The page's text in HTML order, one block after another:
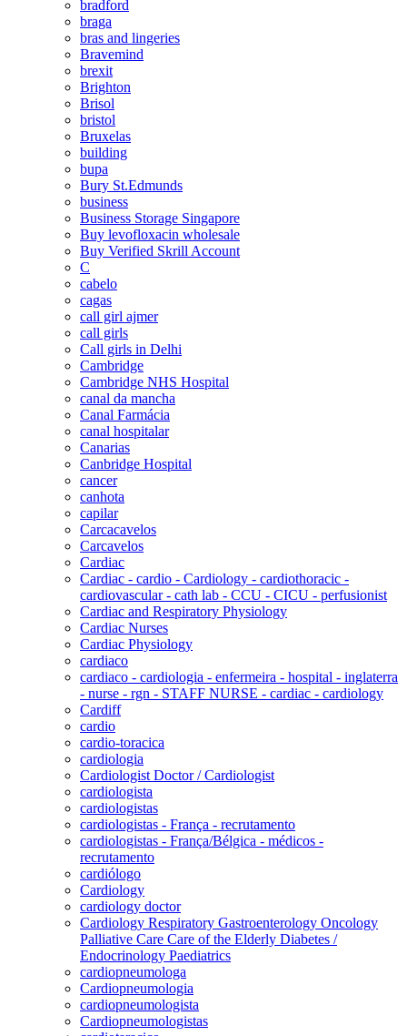
bradford
braga
bras and lingeries
Bravemind
brexit
Brighton
Brisol
bristol
Bruxelas
building
bupa
Bury St.Edmunds
business
Business Storage Singapore
Buy levofloxacin wholesale
Buy Verified Skrill Account
C
cabelo
cagas
call girl ajmer
call girls
Call girls in Delhi
Cambridge
Cambridge NHS Hospital
canal da mancha
Canal Farmácia
canal hospitalar
Canarias
Canbridge Hospital
cancer
canhota
capilar
Carcacavelos
Carcavelos
Cardiac
Cardiac - cardio - Cardiology - cardiothoracic -
cardiovascular - cath lab - CCU - CICU - perfusionist
Cardiac and Respiratory Physiology
Cardiac Nurses
Cardiac Physiology
cardiaco
cardiaco - cardiologia - enfermeira - hospital - inglaterra
- nurse - rgn - STAFF NURSE - cardiac - cardiology
Cardiff
cardio
cardio-toracica
cardiologia
Cardiologist Doctor / Cardiologist
cardiologista
cardiologistas
cardiologistas - França - recrutamento
cardiologistas - França/Bélgica - médicos -
recrutamento
cardiólogo
Cardiology
cardiology doctor
Cardiology Respiratory Gastroenterology Oncology
Palliative Care Care of the Elderly Diabetes /
Endocrinology Paediatrics
cardiopneumologa
Cardiopneumologia
cardiopneumologista
Cardiopneumologistas